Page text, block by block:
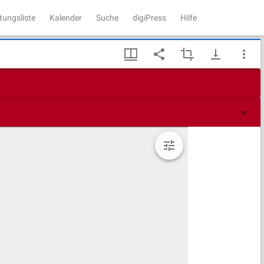
Kalender Suche digiPress Hilfe